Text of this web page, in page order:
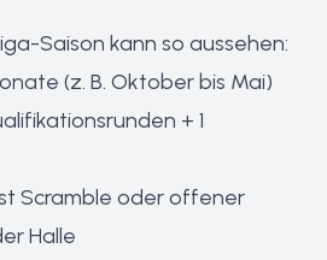
Saison kann so aussehen:
(z. B. Oktober bis Mai)
+ 1
Scramble oder offener
Halle